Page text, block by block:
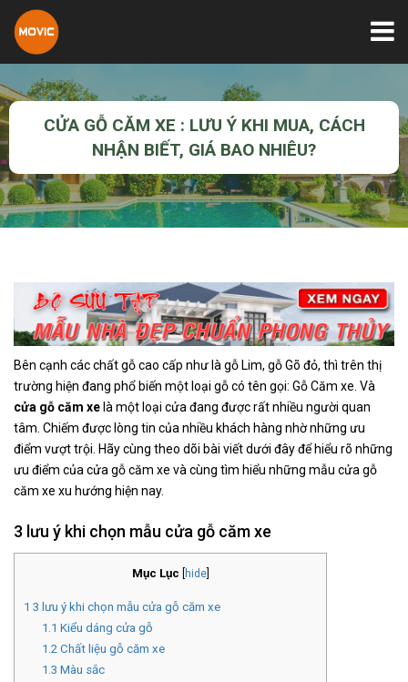
CỬA GỖ CĂM XE : LƯU Ý KHI MUA, CÁCH
NHẬN BIẾT, GIÁ BAO NHIÊU?
Bên cạnh các chất gỗ cao cấp như là gỗ Lim, gỗ Gõ đỏ, thì trên thị
trường hiện đang phổ biến một loại gỗ có tên gọi: Gỗ Căm xe. Và
cửa gỗ căm xe là một loại cửa đang được rất nhiều người quan
tâm. Chiếm được lòng tin của nhiều khách hàng nhờ những ưu
điểm vượt trội. Hãy cùng theo dõi bài viết dưới đây để hiểu rõ những
ưu điểm của cửa gỗ căm xe và cùng tìm hiểu những mẫu cửa gỗ
căm xe xu hướng hiện nay.
3 lưu ý khi chọn mẫu cửa gỗ căm xe
Mục Lục hide]
1 3 lưu ý khi chọn mẫu cửa gỗ căm xe
1.1 Kiểu dáng cửa gỗ
1.2 Chất liệu gỗ căm xe
1.3 Màu sắc